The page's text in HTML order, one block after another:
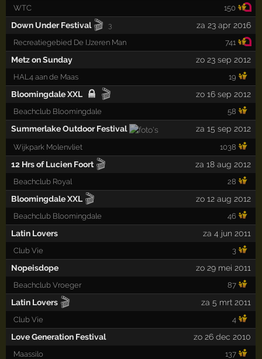
WTC 150
Down Under Festival 🎬 3 za 23 apr 2016
Recreatiegebied De IJzeren Man 741
Metz on Sunday zo 23 sep 2012
HAL4 aan de Maas 19
Bloomingdale XXL 🎬 zo 16 sep 2012
Beachclub Bloomingdale 58
Summerlake Outdoor Festival za 15 sep 2012
Wijkpark Molenvliet 1038
12 Hrs of Lucien Foort 🎬 za 18 aug 2012
Beachclub Royal 28
Bloomingdale XXL 🎬 zo 12 aug 2012
Beachclub Bloomingdale 46
Latin Lovers za 4 jun 2011
Club Vie 3
Nopeisdope zo 29 mei 2011
Beachclub Vroeger 87
Latin Lovers 🎬 za 5 mrt 2011
Club Vie 4
Love Generation Festival zo 26 dec 2010
Maassilo 137